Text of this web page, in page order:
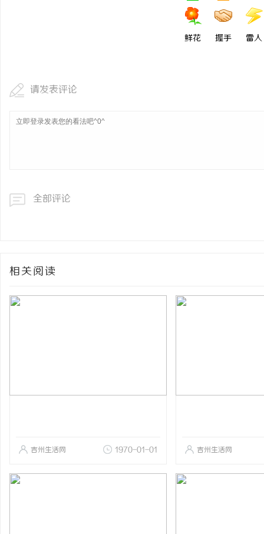
鲜花 握手 雷人
请发表评论
全部评论
相关阅读
吉州生活网 1970-01-01 吉州生活网